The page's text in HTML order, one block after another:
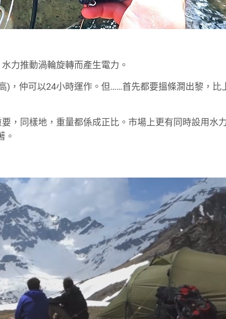
力推動渦輪旋轉而產生電力。
)，仲可以24小時運作。但……首先都要搵條澗出黎，比
，同樣地，重量都係成正比。市場上更有同時設用水
。